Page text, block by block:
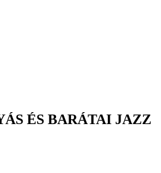
ÉS BARÁTAI JAZZ